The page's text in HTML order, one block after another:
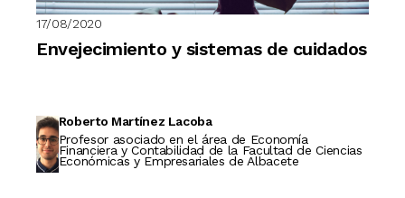
17/08/2020
Envejecimiento y sistemas de cuidados
Roberto Martínez Lacoba
Profesor asociado en el área de Economía
Financiera y Contabilidad de la Facultad de Ciencias
Económicas y Empresariales de Albacete